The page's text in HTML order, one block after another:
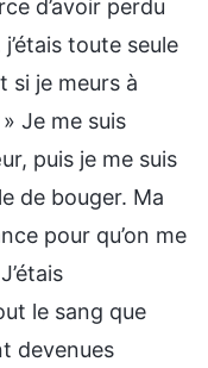
d’avoir perdu
toute seule
si je meurs à
Je me suis
puis je me suis
de bouger. Ma
pour qu’on me
le sang que
devenues